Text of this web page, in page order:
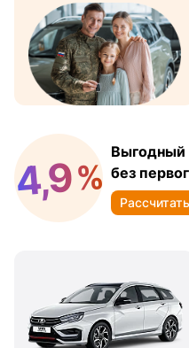
4,9%
Выгодный
без
Рассчитать